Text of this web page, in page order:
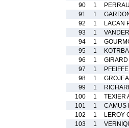
90
1
91
1
92
1
LACAN
93
1
94
1
95
1
96
1
97
1
98
1
99
1
100
1
TEXIER
101
1
CAMUS
102
1
LEROY
103
1